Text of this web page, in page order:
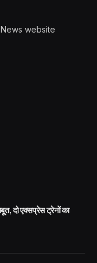
website
दो एक्सप्रेस ट्रेनों का